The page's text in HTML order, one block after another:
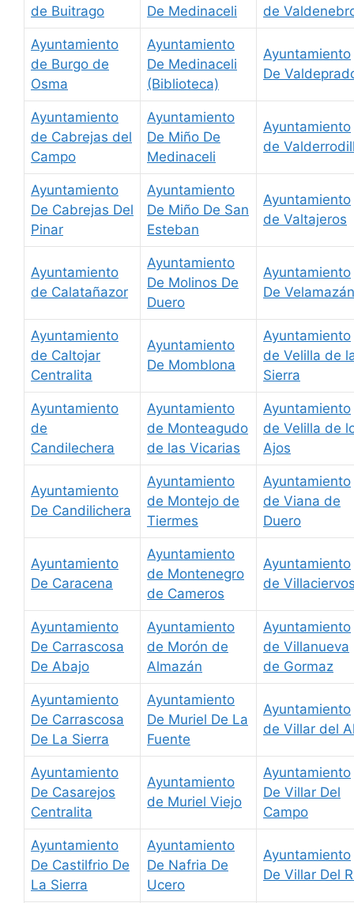
de Buitrago
De Medinaceli
de
Ayuntamiento
de Burgo de
Osma
Ayuntamiento
De Medinaceli
(Biblioteca)
Ayuntamiento
De
Ayuntamiento
de Cabrejas del
Campo
Ayuntamiento
De Miño De
Medinaceli
Ayuntamiento
de
Ayuntamiento
De Cabrejas Del
Pinar
Ayuntamiento
De Miño De San
Esteban
Ayuntamiento
de Valtajeros
Ayuntamiento
de Calatañazor
Ayuntamiento
De Molinos De
Duero
Ayuntamiento
De Velamazán
Ayuntamiento
de Caltojar
Centralita
Ayuntamiento
De Momblona
Ayuntamiento
de Velilla de
Sierra
Ayuntamiento
de
Candilechera
Ayuntamiento
de Monteagudo
de las Vicarias
Ayuntamiento
de Velilla de
Ajos
Ayuntamiento
De Candilichera
Ayuntamiento
de Montejo de
Tiermes
Ayuntamiento
de Viana de
Duero
Ayuntamiento
De Caracena
Ayuntamiento
de Montenegro
de Cameros
Ayuntamiento
de
Ayuntamiento
De Carrascosa
De Abajo
Ayuntamiento
de Morón de
Almazán
Ayuntamiento
de Villanueva
de Gormaz
Ayuntamiento
De Carrascosa
De La Sierra
Ayuntamiento
De Muriel De La
Fuente
Ayuntamiento
de Villar del
Ayuntamiento
De Casarejos
Centralita
Ayuntamiento
de Muriel Viejo
Ayuntamiento
De Villar Del
Campo
Ayuntamiento
De Castilfrio De
La Sierra
Ayuntamiento
De Nafria De
Ucero
Ayuntamiento
De Villar Del